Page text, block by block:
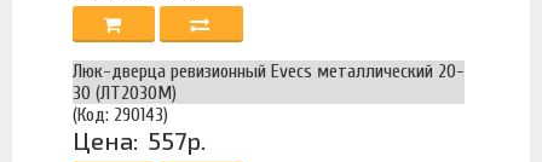
Люк-дверца ревизионный Evecs металлический 20-
30 (ЛТ2030М)
(Код: 290143)
Цена: 557р.